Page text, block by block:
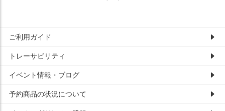
ご利用ガイド
トレーサビリティ
イベント情報・ブログ
予約商品の状況について